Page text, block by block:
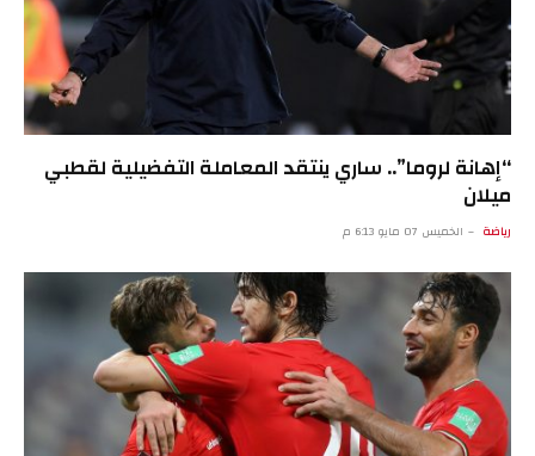
“إهانة لروما”.. ساري ينتقد المعاملة التفضيلية لقطبي
ميلان
رياضة الخميس 07 مايو 6:13 م